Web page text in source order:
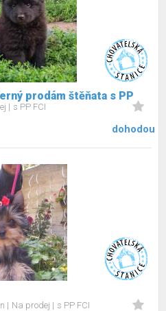
prodám štěňata s PP
s PP FCI
dohodou
Na prodej s PP FCI